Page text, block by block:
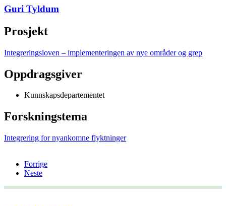
Guri Tyldum
Prosjekt
Integreringsloven – implementeringen av nye områder og grep
Oppdragsgiver
Kunnskapsdepartementet
Forskningstema
Integrering for nyankomne flyktninger
Forrige
Neste